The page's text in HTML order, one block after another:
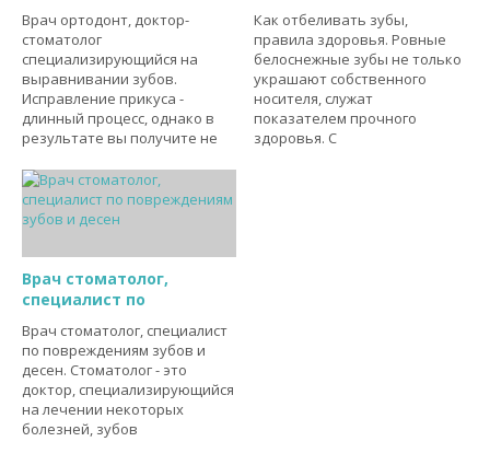
Врач ортодонт, доктор-
стоматолог
специализирующийся на
выравнивании зубов.
Исправление прикуса -
длинный процесс, однако в
результате вы получите не
Как отбеливать зубы,
правила здоровья. Ровные
белоснежные зубы не только
украшают собственного
носителя, служат
показателем прочного
здоровья. С
Врач стоматолог,
специалист по
Врач стоматолог, специалист
по повреждениям зубов и
десен. Стоматолог - это
доктор, специализирующийся
на лечении некоторых
болезней, зубов